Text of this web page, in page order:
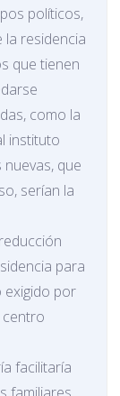
políticos,
la residencia
que tienen
como la
instituto
que
serían la
para
exigido por
centro
facilitaría